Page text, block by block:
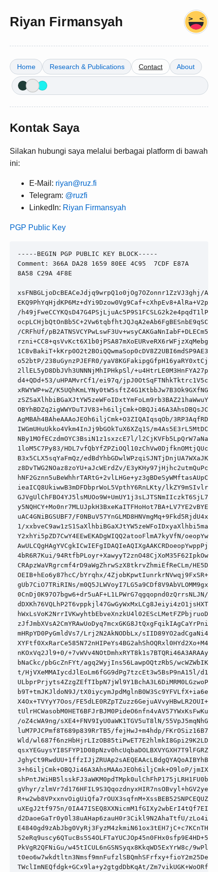
Riyan Firmansyah
Home Research & Publications Contact About
Kontak Saya
Silakan hubungi saya melalui berbagai platform di bawah
ini:
E-Mail: riyan@ruz.fi
Telegram: @ruzfi
LinkedIn: Riyan Firmansyah
PGP Public Key
Comment: 366A DA28 1659 80EE 4C95  7CDF E87A